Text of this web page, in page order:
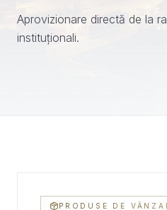
Aprovizionare directă de la
instituționali.
PRODUSE DE